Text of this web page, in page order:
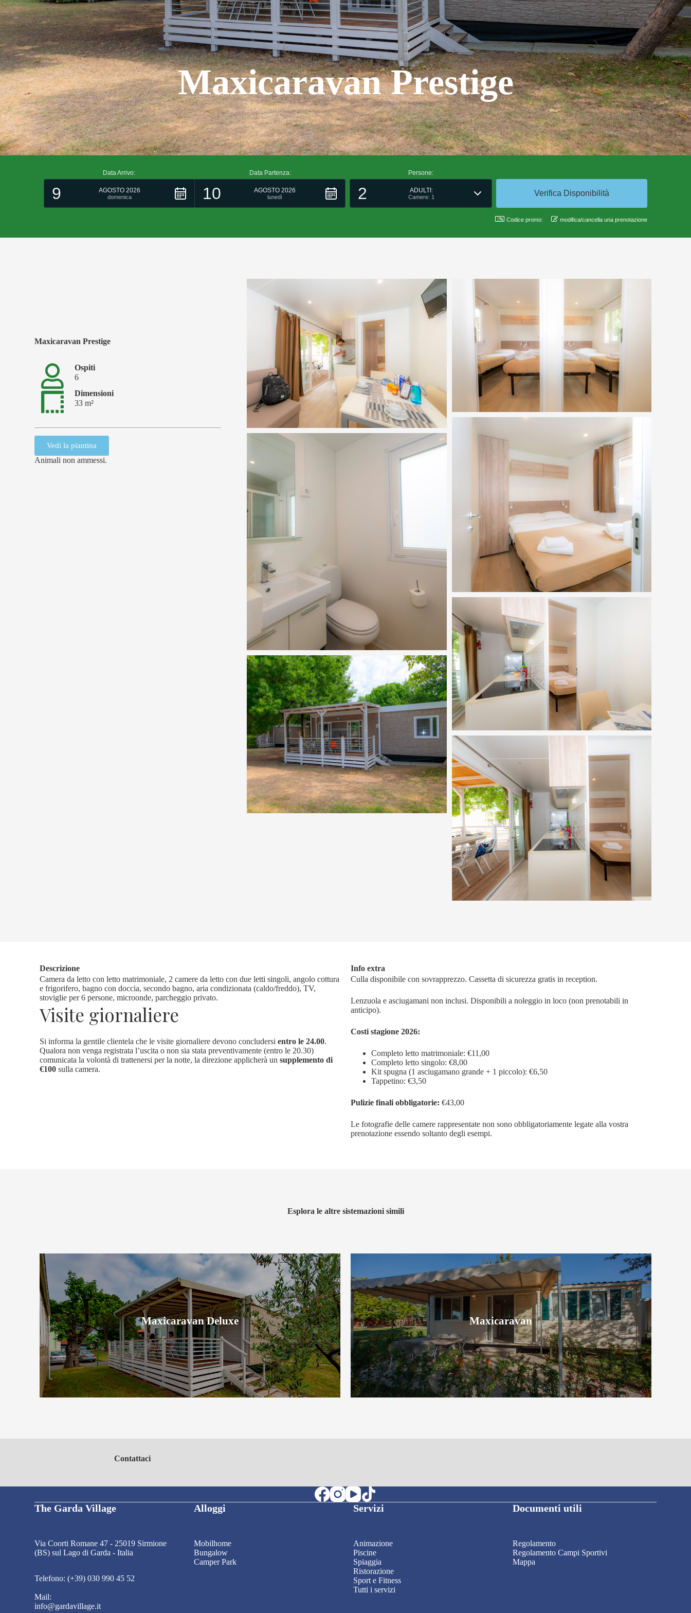
Maxicaravan Prestige
Data Arrivo:
9 AGOSTO 2026
domenica
Data Partenza:
10 AGOSTO 2026
lunedì
Persone:
2 ADULTI:
Camere: 1
Codice promo: modifica/cancella una prenotazione
Maxicaravan Prestige
Ospiti
6
Dimensioni
33 m²
Vedi la piantina
Animali non ammessi.
Descrizione
Camera da letto con letto matrimoniale, 2 camere da letto con due letti singoli, angolo cottura
e frigorifero, bagno con doccia, secondo bagno, aria condizionata (caldo/freddo), TV,
stoviglie per 6 persone, microonde, parcheggio privato.
Visite giornaliere
Si informa la gentile clientela che le visite giornaliere devono concludersientro le 24.00.
Qualora non venga registrata l’uscita o non sia stata preventivamente (entro le 20.30)
comunicata la volontà di trattenersi per la notte, la direzione applicherà unsupplemento di
€100 sulla camera.
Info extra
Culla disponibile con sovrapprezzo. Cassetta di sicurezza gratis in reception.
Lenzuola e asciugamani non inclusi. Disponibili a noleggio in loco (non prenotabili in
anticipo).
Costi stagione 2026:
Completo letto matrimoniale: €11,00
Completo letto singolo: €8,00
Kit spugna (1 asciugamano grande + 1 piccolo): €6,50
Tappetino: €3,50
Pulizie finali obbligatorie: €43,00
Le fotografie delle camere rappresentate non sono obbligatoriamente legate alla vostra
prenotazione essendo soltanto degli esempi.
Esplora le altre sistemazioni simili
Maxicaravan Deluxe
Maxicaravan Deluxe
Scopri la sistemazione
Maxicaravan
Maxicaravan
Scopri la sistemazione
Contattaci
The Garda Village
Via Coorti Romane 47 - 25019 Sirmione
(BS) sul Lago di Garda - Italia
Telefono: (+39) 030 990 45 52
Mail:
info@gardavillage.it
Alloggi
Mobilhome
Bungalow
Camper Park
Servizi
Animazione
Piscine
Spiaggia
Ristorazione
Sport e Fitness
Tutti i servizi
Documenti utili
Regolamento
Regolamento Campi Sportivi
Mappa